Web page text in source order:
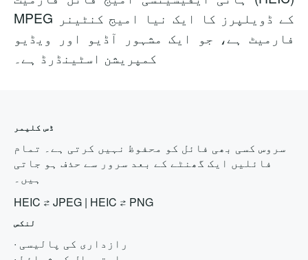
MPEG کے ڈویلپرز کا ایک نیا امیج کنٹینر
فارمیٹ ہے، جو ایک مشہور آڈیو اور ویڈیو
کمپریشن اسٹینڈرڈ ہے۔
ڈس کلیمر
سروس کسی بھی فائل کو محفوظ نہیں کرتی ہے۔ تمام
فائلیں ایک گھنٹے کے بعد سرور سے حذف ہو جاتی
ہیں۔
HEIC ⇄ JPEG | HEIC ⇄ PNG
لنکس
· رازداری کی پالیسی